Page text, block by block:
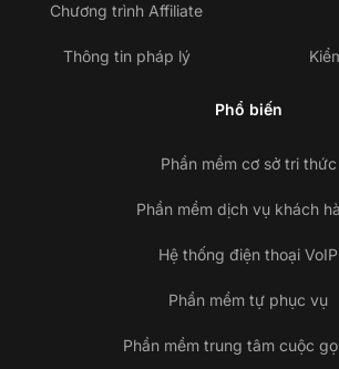
Chương trình Affiliate
Thông tin pháp lý
Phổ biến
Phần mềm cơ sở tri thức
Phần mềm dịch vụ khách
Hệ thống điện thoại VoIP
Phần mềm tự phục vụ
Phần mềm trung tâm cuộc